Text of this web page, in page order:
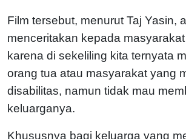
Film tersebut, menurut Taj Yasin,
menceritakan kepada
karena di sekeliling kita ternyata
orang tua atau masyarakat yang
disabilitas, namun tidak mau
keluarganya.
Khususnya bagi keluarga yang